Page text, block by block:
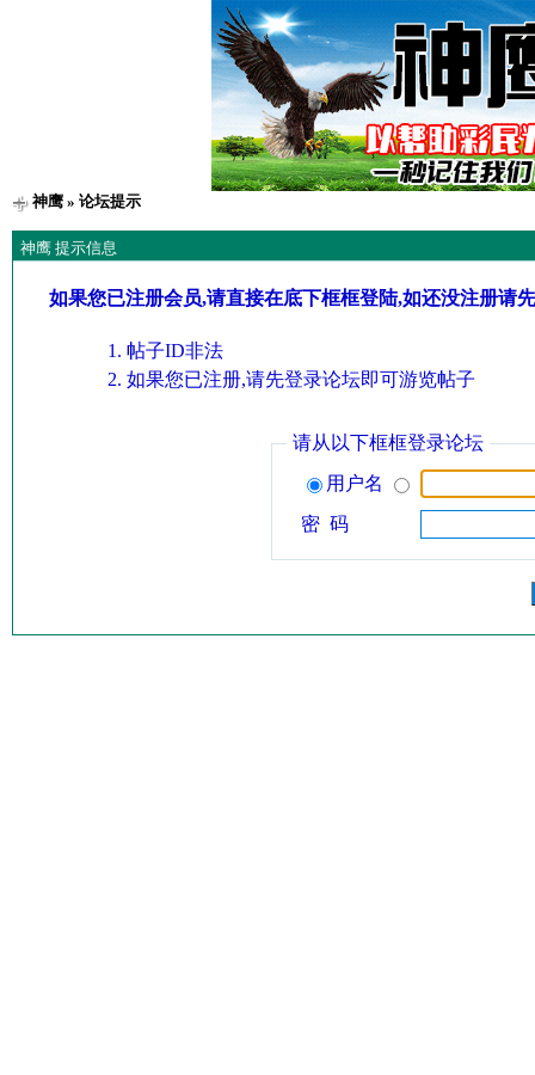
神鹰» 论坛提示
神鹰 提示信息
如果您已注册会员,请直接在底下框框登陆,如还没注册请
帖子ID非法
如果您已注册,请先登录论坛即可游览帖子
请从以下框框登录论坛
用户名
密 码